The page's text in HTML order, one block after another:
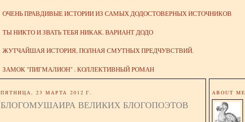
ОЧЕНЬ ПРАВДИВЫЕ ИСТОРИИ ИЗ САМЫХ ДОДОСТОВЕРНЫХ ИСТОЧНИКОВ
ТЫ НИКТО И ЗВАТЬ ТЕБЯ НИКАК. ВАРИАНТ ДОДО
ЖУТЧАЙШАЯ ИСТОРИЯ, ПОЛНАЯ СМУТНЫХ ПРЕДЧУВСТВИЙ.
ЗАМОК "ПИГМАЛИОН" . КОЛЛЕКТИВНЫЙ РОМАН
ПЯТНИЦА, 23 МАРТА 2012 Г.
БЛОГОМУШАИРА ВЕЛИКИХ БЛОГОПОЭТОВ
ABOUT ME